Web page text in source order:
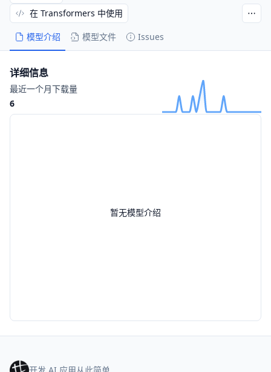
模型介绍 模型文件 Issues
在 Transformers 中使用
暂无模型介绍
详细信息
最近一个月下载量
6